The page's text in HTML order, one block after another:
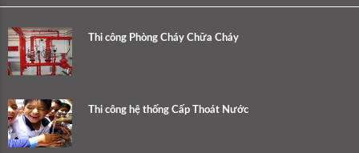
Thi công Phòng Cháy Chữa Cháy
Thi công hệ thống Cấp Thoát Nước